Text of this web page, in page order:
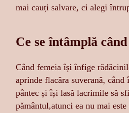
mai cauți salvare, ci alegi
Ce se întâmplă când
Când femeia își înfige
aprinde flacăra suverană, când
pântec și își lasă lacrimile să
pământul,atunci ea nu mai